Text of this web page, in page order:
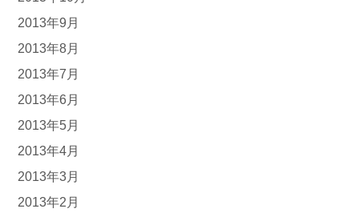
2013年9月
2013年8月
2013年7月
2013年6月
2013年5月
2013年4月
2013年3月
2013年2月